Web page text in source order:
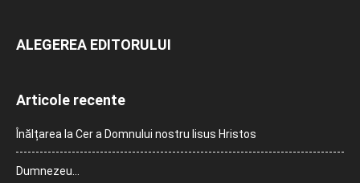
ALEGEREA EDITORULUI
Articole recente
Înălțarea la Cer a Domnului nostru Iisus Hristos
Dumnezeu…